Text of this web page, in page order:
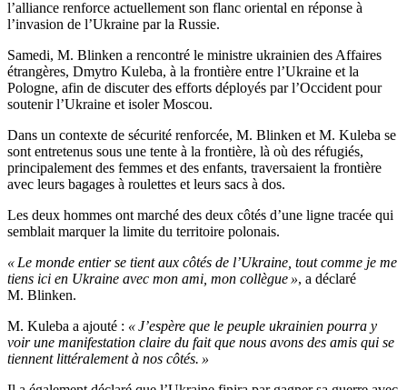
l’alliance renforce actuellement son flanc oriental en réponse à
l’invasion de l’Ukraine par la Russie.
Samedi, M. Blinken a rencontré le ministre ukrainien des Affaires
étrangères, Dmytro Kuleba, à la frontière entre l’Ukraine et la
Pologne, afin de discuter des efforts déployés par l’Occident pour
soutenir l’Ukraine et isoler Moscou.
Dans un contexte de sécurité renforcée, M. Blinken et M. Kuleba se
sont entretenus sous une tente à la frontière, là où des réfugiés,
principalement des femmes et des enfants, traversaient la frontière
avec leurs bagages à roulettes et leurs sacs à dos.
Les deux hommes ont marché des deux côtés d’une ligne tracée qui
semblait marquer la limite du territoire polonais.
« Le monde entier se tient aux côtés de l’Ukraine, tout comme je me
tiens ici en Ukraine avec mon ami, mon collègue », a déclaré
M. Blinken.
M. Kuleba a ajouté : « J’espère que le peuple ukrainien pourra y
voir une manifestation claire du fait que nous avons des amis qui se
tiennent littéralement à nos côtés. »